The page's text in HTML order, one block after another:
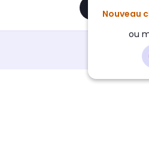
Nouveau
ou
Ajouter au